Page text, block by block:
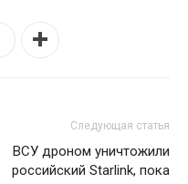
Следующая статья
ВСУ дроном уничтожили
российский Starlink, пока